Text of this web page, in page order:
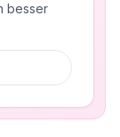
besser